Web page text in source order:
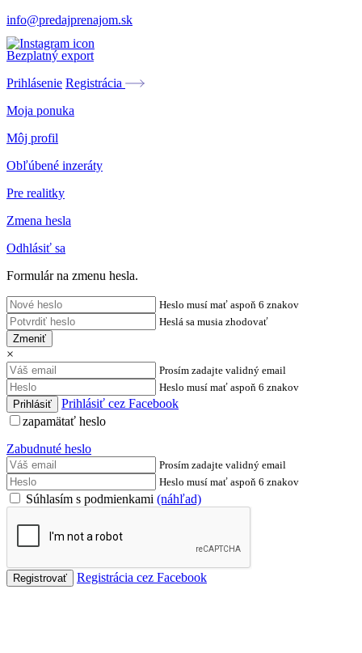
info@predajprenajom.sk
Bezplatný export
Prihlásenie Registrácia
Moja ponuka
Môj profil
Obľúbené inzeráty
Pre realitky
Zmena hesla
Odhlásiť sa
Formulár na zmenu hesla.
Heslo musí mať aspoň 6 znakov
Heslá sa musia zhodovať
Zmeniť
×
Prosím zadajte validný email
Heslo musí mať aspoň 6 znakov
Prihlásiť cez Facebook
zapamätať heslo
Zabudnuté heslo
Prosím zadajte validný email
Heslo musí mať aspoň 6 znakov
Súhlasím s podmienkami (náhľad)
Registrácia cez Facebook